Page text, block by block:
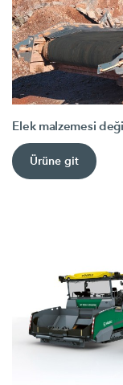
Elek malzemesi
Ürüne git